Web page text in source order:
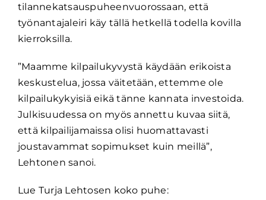
tilannekatsauspuheenvuorossaan, että
työnantajaleiri käy tällä hetkellä todella kovilla
kierroksilla.
”Maamme kilpailukyvystä käydään erikoista
keskustelua, jossa väitetään, ettemme ole
kilpailukykyisiä eikä tänne kannata investoida.
Julkisuudessa on myös annettu kuvaa siitä,
että kilpailijamaissa olisi huomattavasti
joustavammat sopimukset kuin meillä”,
Lehtonen sanoi.
Lue Turja Lehtosen koko puhe: